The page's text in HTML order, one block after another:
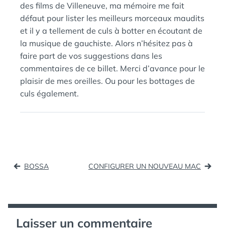
des films de Villeneuve, ma mémoire me fait
défaut pour lister les meilleurs morceaux maudits
et il y a tellement de culs à botter en écoutant de
la musique de gauchiste. Alors n’hésitez pas à
faire part de vos suggestions dans les
commentaires de ce billet. Merci d’avance pour le
plaisir de mes oreilles. Ou pour les bottages de
culs également.
Navigation
BOSSA CONFIGURER UN NOUVEAU MAC
Laisser un commentaire